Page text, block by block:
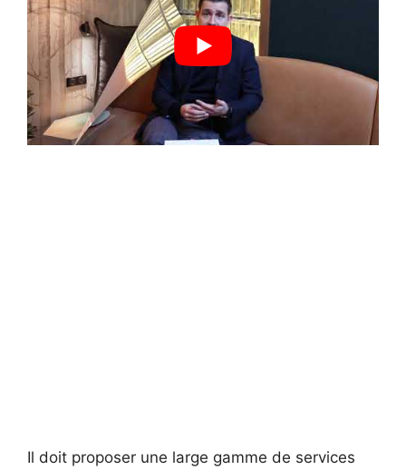
Il doit proposer une large gamme de services